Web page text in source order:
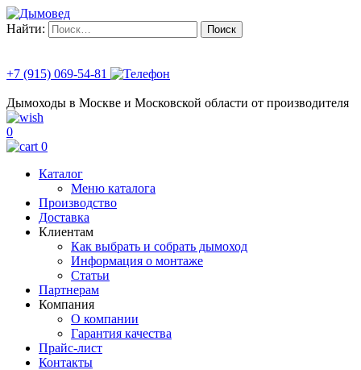
Найти:
+7 (915) 069-54-81
Дымоходы в Москве и Московской области от производителя
0
0
Каталог
Меню каталога
Производство
Доставка
Клиентам
Как выбрать и собрать дымоход
Информация о монтаже
Статьи
Партнерам
Компания
О компании
Гарантия качества
Прайс-лист
Контакты